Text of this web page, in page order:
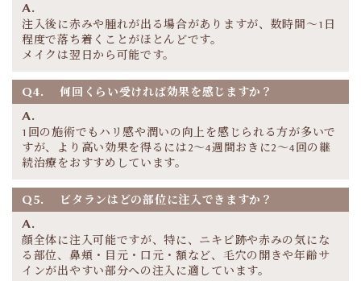
A.
注入後に赤みや腫れが出る場合がありますが、数時間～1日
程度で落ち着くことがほとんどです。
メイクは翌日から可能です。
Q4. 何回くらい受ければ効果を感じますか？
A.
1回の施術でもハリ感や潤いの向上を感じられる方が多いで
すが、より高い効果を得るには2〜4週間おきに2〜4回の継
続治療をおすすめしています。
Q5. ビタランはどの部位に注入できますか？
A.
顔全体に注入可能ですが、特に、ニキビ跡や赤みの気にな
る部位、鼻頬・目元・口元・額など、毛穴の開きや年齢サ
インが出やすい部分への注入に適しています。